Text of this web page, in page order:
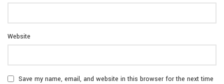
Website
Save my name, email, and website in this browser for the next time